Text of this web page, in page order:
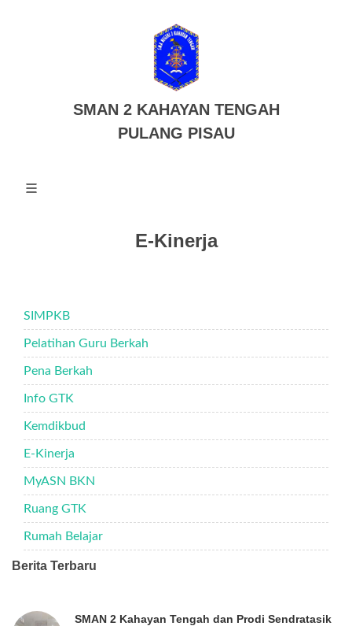
SMAN 2 KAHAYAN TENGAH
PULANG PISAU
E-Kinerja
SIMPKB
Pelatihan Guru Berkah
Pena Berkah
Info GTK
Kemdikbud
E-Kinerja
MyASN BKN
Ruang GTK
Rumah Belajar
Berita Terbaru
SMAN 2 Kahayan Tengah dan Prodi Sendratasik